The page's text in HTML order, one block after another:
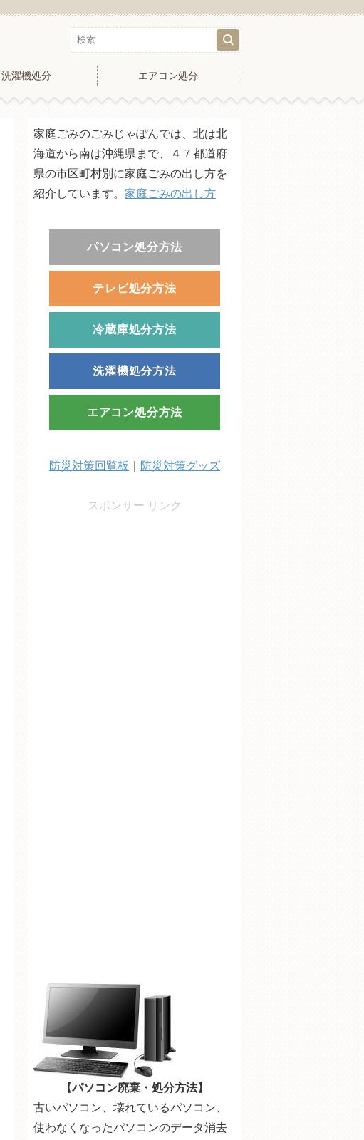
洗濯機処分 エアコン処分
家庭ごみのごみじゃぽんでは、北は北
海道から南は沖縄県まで、４７都道府
県の市区町村別に家庭ごみの出し方を
紹介しています。 家庭ごみの出し方
パソコン処分方法
テレビ処分方法
冷蔵庫処分方法
洗濯機処分方法
エアコン処分方法
防災対策回覧板 防災対策グッズ
スポンサー リンク
【パソコン廃棄・処分方法】
古いパソコン、壊れているパソコン、
使わなくなったパソコンのデータ消去